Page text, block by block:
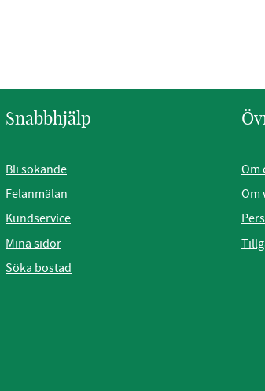
Snabbhjälp
Bli sökande
Felanmälan
Kundservice
Mina sidor
Söka bostad
Om
Om